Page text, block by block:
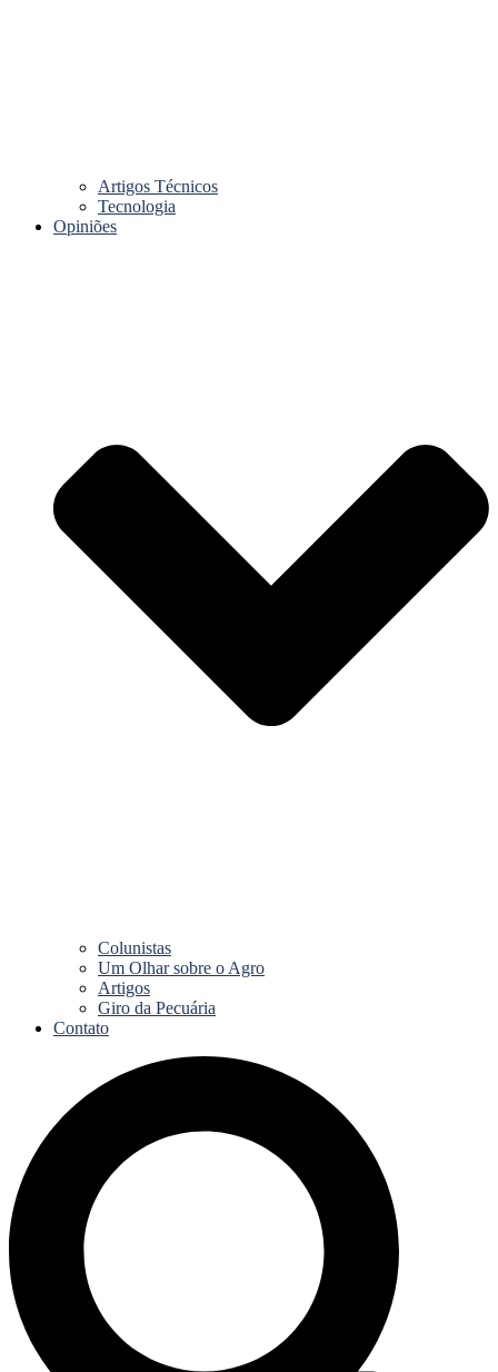
Artigos Técnicos
Tecnologia
Opiniões
Colunistas
Um Olhar sobre o Agro
Artigos
Giro da Pecuária
Contato